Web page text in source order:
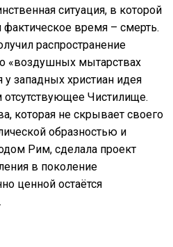
ситуация, в которой
время – смерть.
распространение
«воздушных мытарствах
западных христиан идея
Чистилище.
которая не скрывает своего
образностью и
Рим, сделала проект
в поколение
ценной остаётся